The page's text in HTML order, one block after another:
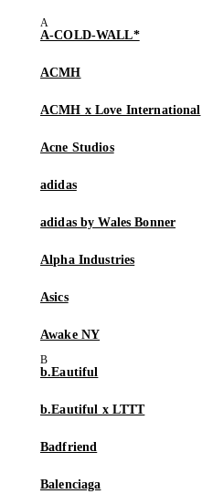
A-COLD-WALL*
ACMH
ACMH x Love International
Acne Studios
adidas
adidas by Wales Bonner
Alpha Industries
Asics
Awake NY
b.Eautiful
b.Eautiful x LTTT
Badfriend
Balenciaga